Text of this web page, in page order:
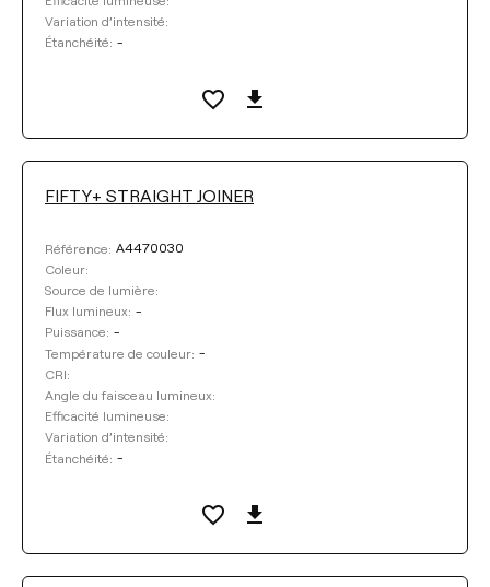
Variation d’intensité:
Étanchéité: -
FIFTY+ STRAIGHT JOINER
Référence: A4470030
Coleur:
Source de lumière:
Flux lumineux: -
Puissance: -
Température de couleur: -
CRI:
Angle du faisceau lumineux:
Efficacité lumineuse:
Variation d’intensité:
Étanchéité: -